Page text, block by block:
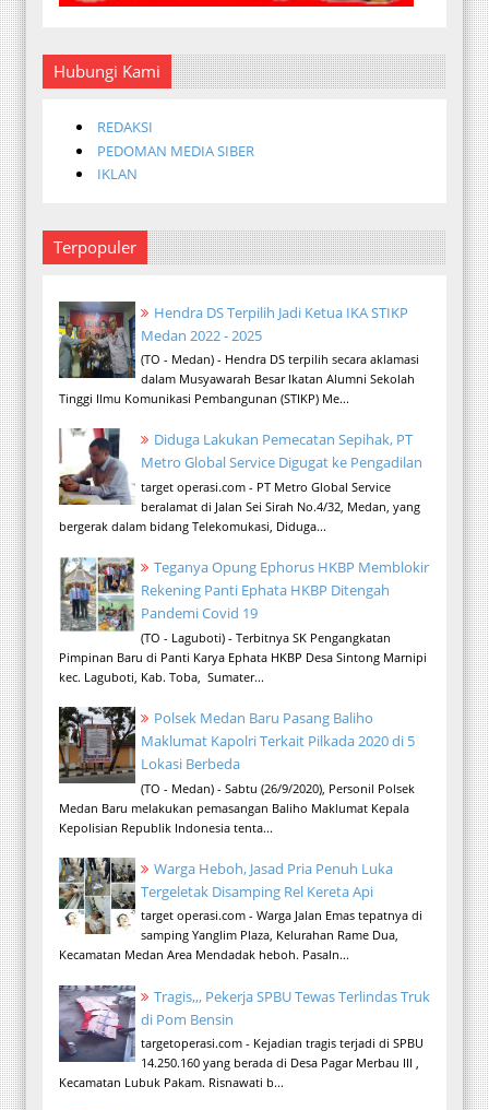
Hubungi Kami
REDAKSI
PEDOMAN MEDIA SIBER
IKLAN
Terpopuler
Hendra DS Terpilih Jadi Ketua IKA STIKP
Medan 2022 - 2025
(TO - Medan) - Hendra DS terpilih secara aklamasi
dalam Musyawarah Besar Ikatan Alumni Sekolah
Tinggi Ilmu Komunikasi Pembangunan (STIKP) Me...
Diduga Lakukan Pemecatan Sepihak, PT
Metro Global Service Digugat ke Pengadilan
target operasi.com - PT Metro Global Service
beralamat di Jalan Sei Sirah No.4/32, Medan, yang
bergerak dalam bidang Telekomukasi, Diduga...
Teganya Opung Ephorus HKBP Memblokir
Rekening Panti Ephata HKBP Ditengah
Pandemi Covid 19
(TO - Laguboti) - Terbitnya SK Pengangkatan
Pimpinan Baru di Panti Karya Ephata HKBP Desa Sintong Marnipi
kec. Laguboti, Kab. Toba, Sumater...
Polsek Medan Baru Pasang Baliho
Maklumat Kapolri Terkait Pilkada 2020 di 5
Lokasi Berbeda
(TO - Medan) - Sabtu (26/9/2020), Personil Polsek
Medan Baru melakukan pemasangan Baliho Maklumat Kepala
Kepolisian Republik Indonesia tenta...
Warga Heboh, Jasad Pria Penuh Luka
Tergeletak Disamping Rel Kereta Api
target operasi.com - Warga Jalan Emas tepatnya di
samping Yanglim Plaza, Kelurahan Rame Dua,
Kecamatan Medan Area Mendadak heboh. Pasaln...
Tragis,,, Pekerja SPBU Tewas Terlindas Truk
di Pom Bensin
targetoperasi.com - Kejadian tragis terjadi di SPBU
14.250.160 yang berada di Desa Pagar Merbau III ,
Kecamatan Lubuk Pakam. Risnawati b...